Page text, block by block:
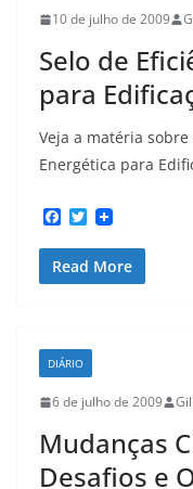
10 de julho de 2009
Selo de
para
Veja a matéria
Energética para
c
e
b
T
i
t
t
Read More
DIÁRIO
6 de julho de 2009
Mudanças
Desafios e